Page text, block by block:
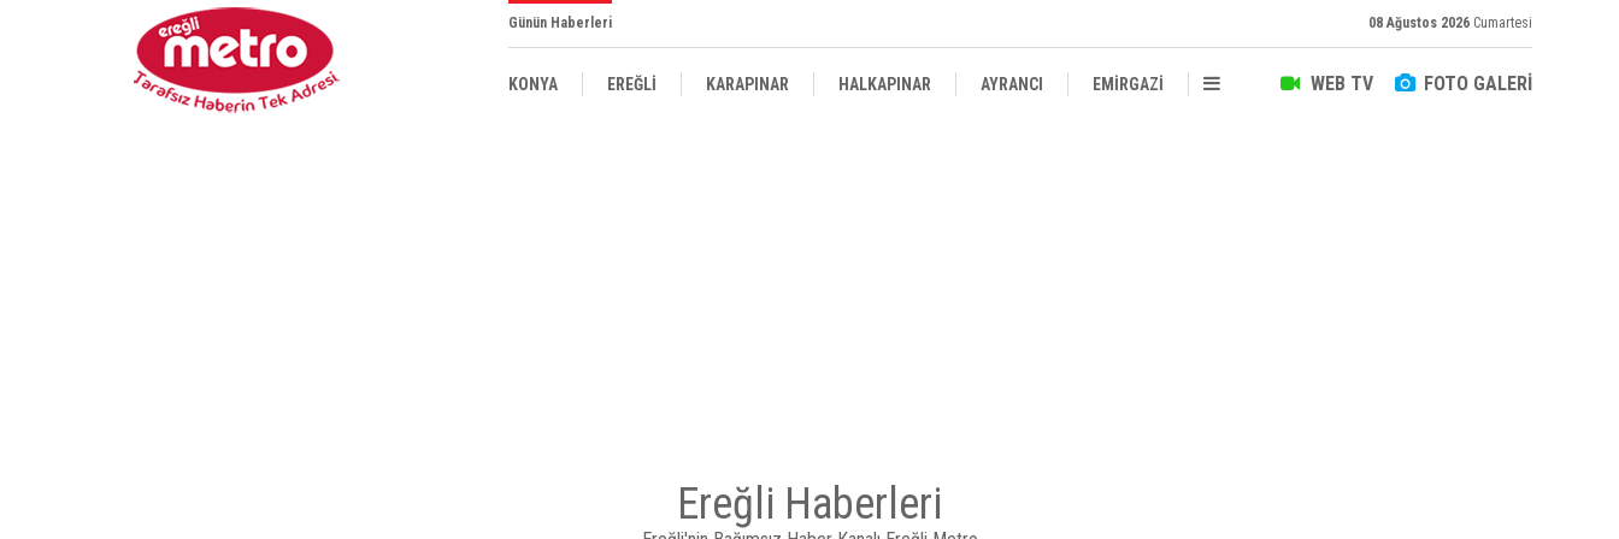
Günün Haberleri 08 Ağustos 2026 Cumartesi
WEB TV FOTO GALERİ
KONYA EREĞLİ KARAPINAR HALKAPINAR AYRANCI EMİRGAZİ
Ereğli Haberleri